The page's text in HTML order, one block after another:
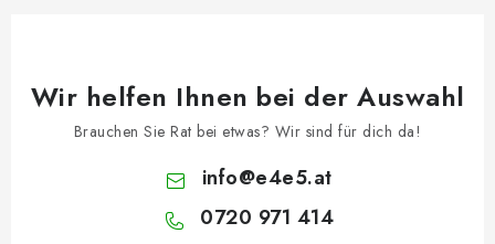
Wir helfen Ihnen bei der Auswahl
Brauchen Sie Rat bei etwas? Wir sind für dich da!
info@e4e5.at
0720 971 414